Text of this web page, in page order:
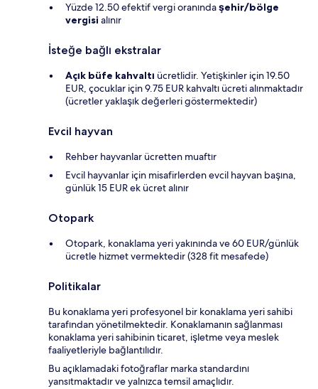
Yüzde 12.50 efektif vergi oranındaşehir/bölge
vergisi alınır
İsteğe bağlı ekstralar
Açık büfe kahvaltı ücretlidir. Yetişkinler için 19.50
EUR, çocuklar için 9.75 EUR kahvaltı ücreti alınmaktadır
(ücretler yaklaşık değerleri göstermektedir)
Evcil hayvan
Rehber hayvanlar ücretten muaftır
Evcil hayvanlar için misafirlerden evcil hayvan başına,
günlük 15 EUR ek ücret alınır
Otopark
Otopark, konaklama yeri yakınında ve 60 EUR/günlük
ücretle hizmet vermektedir (328 fit mesafede)
Politikalar
Bu konaklama yeri profesyonel bir konaklama yeri sahibi
tarafından yönetilmektedir. Konaklamanın sağlanması
konaklama yeri sahibinin ticaret, işletme veya meslek
faaliyetleriyle bağlantılıdır.
Bu açıklamadaki fotoğraflar marka standardını
yansıtmaktadır ve yalnızca temsil amaçlıdır.